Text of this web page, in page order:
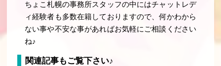
ちょこ札幌の事務所スタッフの中にはチャットレデ
ィ経験者も多数在籍しておりますので、何かわから
ない事や不安な事があればお気軽にご相談ください
ね♪
関連記事もご覧下さい♪